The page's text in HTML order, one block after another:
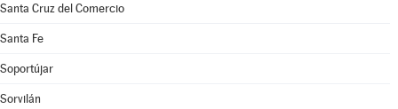
Santa Cruz del Comercio
Santa Fe
Soportújar
Sorvilán